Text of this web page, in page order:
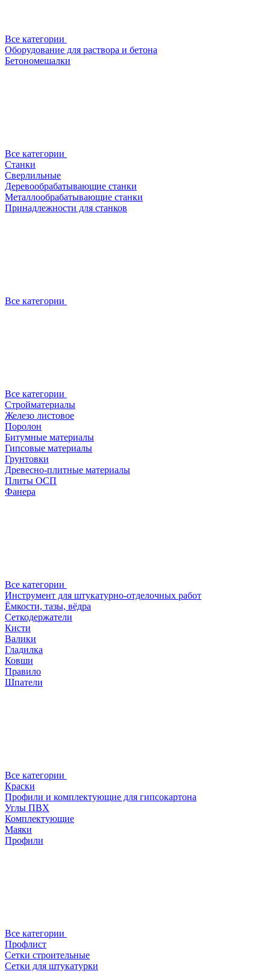
Все категории
Оборудование для раствора и бетона
Бетономешалки
Все категории
Станки
Сверлильные
Деревообрабатывающие станки
Металлообрабатывающие станки
Принадлежности для станков
Все категории
Все категории
Стройматериалы
Железо листовое
Поролон
Битумные материалы
Гипсовые материалы
Грунтовки
Древесно-плитные материалы
Плиты ОСП
Фанера
Все категории
Инструмент для штукатурно-отделочных работ
Ёмкости, тазы, вёдра
Сеткодержатели
Кисти
Валики
Гладилка
Ковши
Правило
Шпатели
Все категории
Краски
Профили и комплектующие для гипсокартона
Углы ПВХ
Комплектующие
Маяки
Профили
Все категории
Профлист
Сетки строительные
Сетки для штукатурки